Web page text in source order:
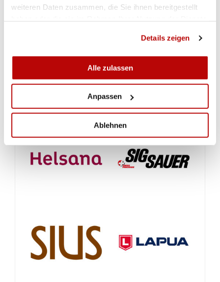
weiteren Daten zusammen, die Sie ihnen bereitgestellt
Details zeigen
Alle zulassen
Anpassen
Ablehnen
SMM-G10 Junioren Runde 3
Teamresultate Einzel